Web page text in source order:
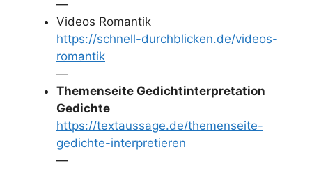
—
Videos Romantik
https://schnell-durchblicken.de/videos-
romantik
—
Themenseite Gedichtinterpretation
Gedichte
https://textaussage.de/themenseite-
gedichte-interpretieren
—